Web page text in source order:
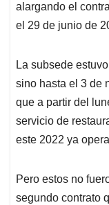
alargando el
el 29 de junio de
La subsede
sino hasta el 3 de
que a partir del
servicio de
este 2022 ya
Pero estos no
segundo contrato